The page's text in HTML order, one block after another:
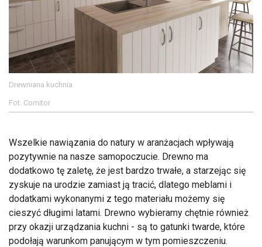
Drewniana kuchnia
Fot. Comitor
Wszelkie nawiązania do natury w aranżacjach wpływają
pozytywnie na nasze samopoczucie. Drewno ma
dodatkowo tę zaletę, że jest bardzo trwałe, a starzejąc się
zyskuje na urodzie zamiast ją tracić, dlatego meblami i
dodatkami wykonanymi z tego materiału możemy się
cieszyć długimi latami. Drewno wybieramy chętnie również
przy okazji urządzania kuchni - są to gatunki twarde, które
podołają warunkom panującym w tym pomieszczeniu.